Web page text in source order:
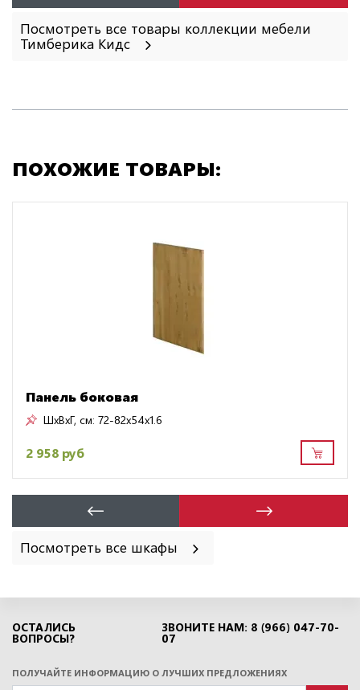
Посмотреть все товары коллекции мебели
Тимберика Кидс
ПОХОЖИЕ ТОВАРЫ:
Панель боковая
ШxВxГ, см: 72-82x54x1.6
2 958 руб
Посмотреть все шкафы
ОСТАЛИСЬ
ВОПРОСЫ?
ЗВОНИТЕ НАМ: 8 (966) 047-70-
07
ПОЛУЧАЙТЕ ИНФОРМАЦИЮ О ЛУЧШИХ ПРЕДЛОЖЕНИЯХ